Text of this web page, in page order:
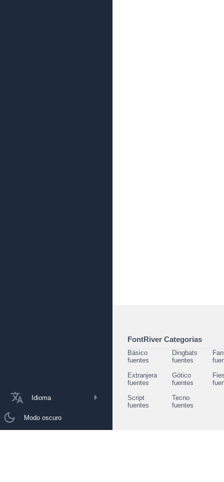
Idioma
Modo oscuro
FontRiver Categorias
Básico
fuentes
Dingbats
fuentes
Extranjera
fuentes
Gótico
fuentes
Script
fuentes
Tecno
fuentes